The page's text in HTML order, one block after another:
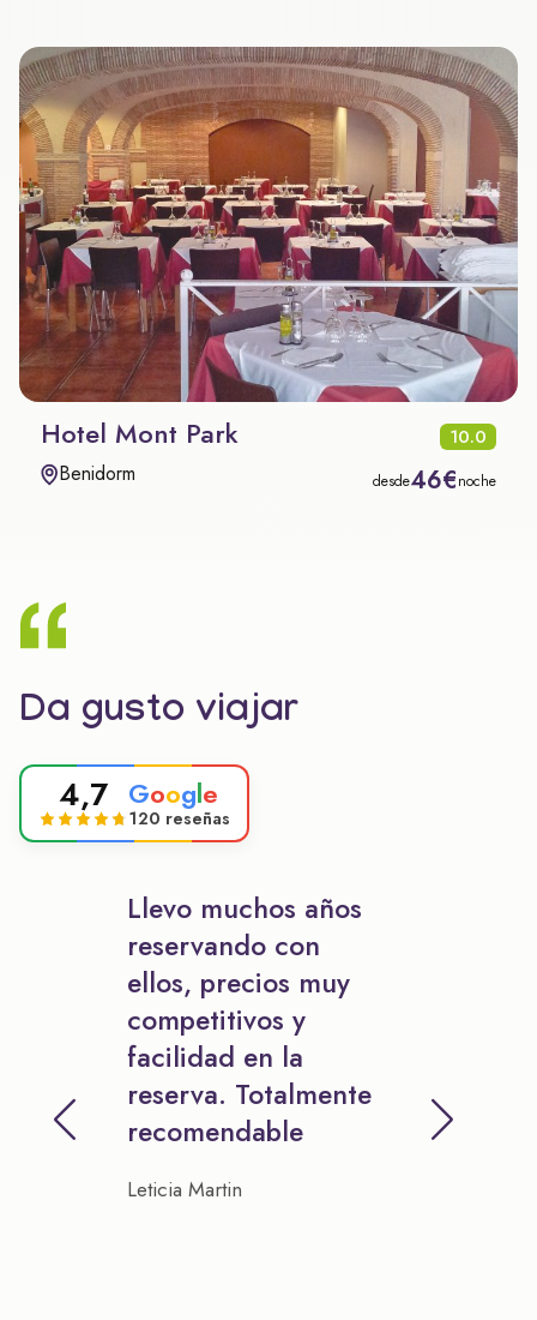
Hotel Mont Park 10.0
Benidorm desde46€noche
Da gusto viajar
4,7 Google
120 reseñas
Llevo muchos años
reservando con
ellos, precios muy
competitivos y
facilidad en la
reserva. Totalmente
recomendable
Leticia Martin